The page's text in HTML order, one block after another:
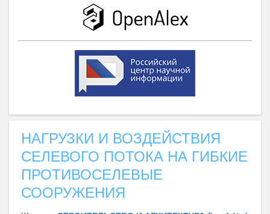
НАГРУЗКИ И ВОЗДЕЙСТВИЯ
СЕЛЕВОГО ПОТОКА НА ГИБКИЕ
ПРОТИВОСЕЛЕВЫЕ
СООРУЖЕНИЯ